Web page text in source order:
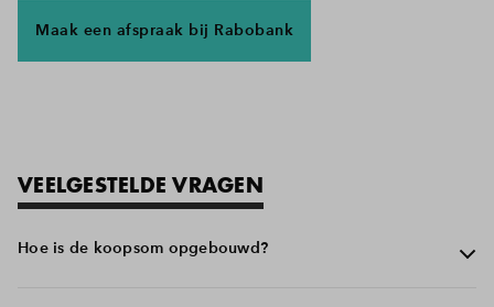
Maak een afspraak bij Rabobank
VEELGESTELDE VRAGEN
Hoe is de koopsom opgebouwd?